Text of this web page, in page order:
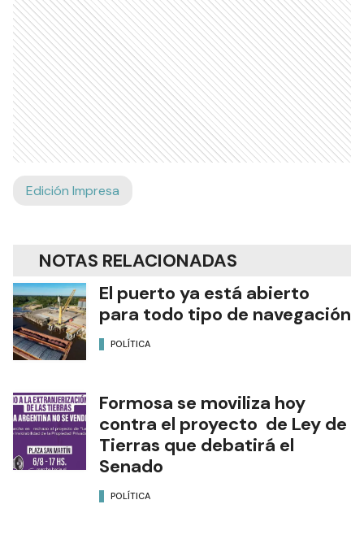
Edición Impresa
NOTAS RELACIONADAS
El puerto ya está abierto
para todo tipo de navegación
POLÍTICA
Formosa se moviliza hoy
contra el proyecto de Ley de
Tierras que debatirá el
Senado
POLÍTICA